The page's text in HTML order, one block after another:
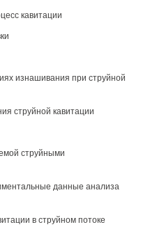
кавитации
изнашивания при струйной
струйной кавитации
струйными
данные анализа
в струйном потоке